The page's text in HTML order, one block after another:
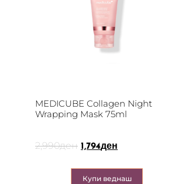
MEDICUBE Collagen Night
Wrapping Mask 75ml
2,990ден 1,794ден
Купи веднаш